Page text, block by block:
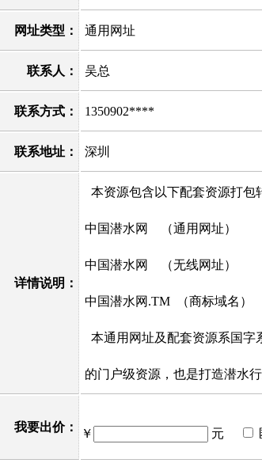
网址类型： 通用网址
联系人： 吴总
联系方式： 1350902****
联系地址： 深圳
详情说明：
本资源包含以下配套资源打包
中国潜水网 （通用网址）
中国潜水网 （无线网址）
中国潜水网.TM （商标域名）
本通用网址及配套资源系国字
的门户级资源，也是打造潜水
我要出价： ￥ 元